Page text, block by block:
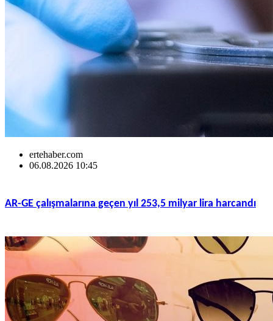
ertehaber.com
06.08.2026 10:45
AR-GE çalışmalarına geçen yıl 253,5 milyar lira harcandı